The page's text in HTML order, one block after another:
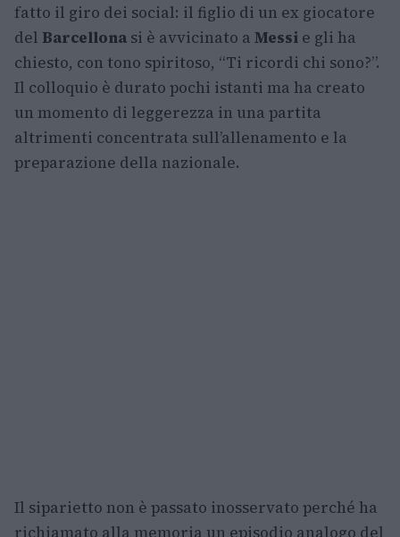
fatto il giro dei social: il figlio di un ex giocatore
del Barcellona si è avvicinato a Messi e gli ha
chiesto, con tono spiritoso, “Ti ricordi chi sono?”.
Il colloquio è durato pochi istanti ma ha creato
un momento di leggerezza in una partita
altrimenti concentrata sull’allenamento e la
preparazione della nazionale.
Il siparietto non è passato inosservato perché ha